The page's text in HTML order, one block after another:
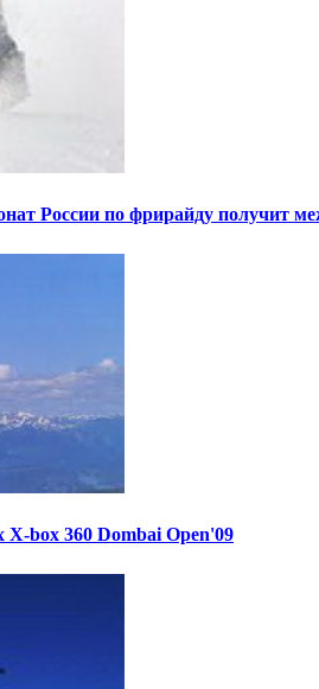
России по фрирайду получит
X-box 360 Dombai Open'09